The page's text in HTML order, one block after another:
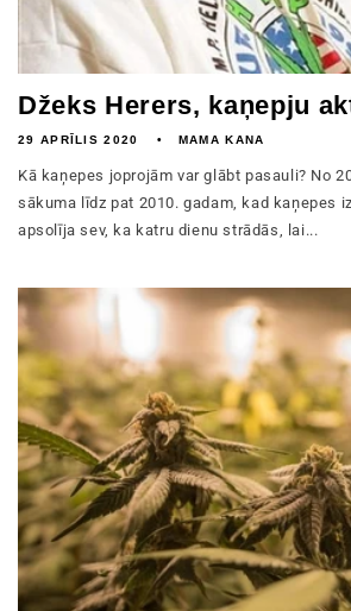
Džeks Herers, kaņepju
29 APRĪLIS 2020 MAMA KANA
Kā kaņepes joprojām var glābt pasauli? No
sākuma līdz pat 2010. gadam, kad kaņepes
apsolīja sev, ka katru dienu strādās, lai...